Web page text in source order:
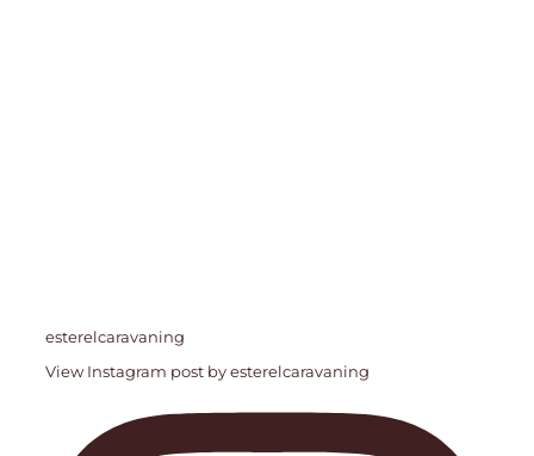
esterelcaravaning
View Instagram post by esterelcaravaning